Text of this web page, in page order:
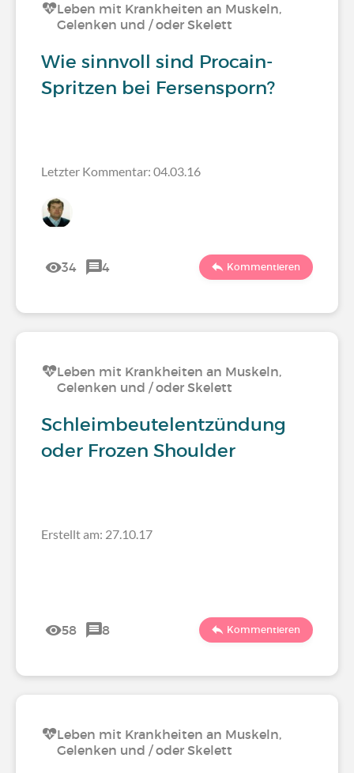
Leben mit Krankheiten an Muskeln,
Gelenken und / oder Skelett
Wie sinnvoll sind Procain-
Spritzen bei Fersensporn?
Letzter Kommentar: 04.03.16
34 4 Kommentieren
Leben mit Krankheiten an Muskeln,
Gelenken und / oder Skelett
Schleimbeutelentzündung
oder Frozen Shoulder
Erstellt am: 27.10.17
58 8 Kommentieren
Leben mit Krankheiten an Muskeln,
Gelenken und / oder Skelett